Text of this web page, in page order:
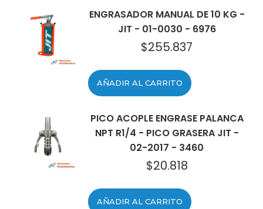
ENGRASADOR MANUAL DE 10 KG -
JIT - 01-0030 - 6976
$255.837
AÑADIR AL CARRITO
PICO ACOPLE ENGRASE PALANCA
NPT R1/4 - PICO GRASERA JIT -
02-2017 - 3460
$20.818
AÑADIR AL CARRITO